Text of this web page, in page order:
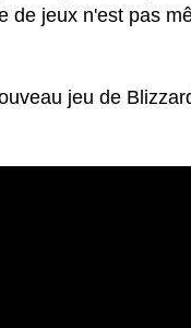
de jeux n'est pas
jeu de